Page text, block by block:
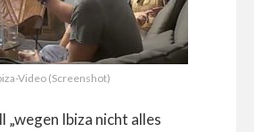
Video (Screenshot)
„wegen Ibiza nicht alles